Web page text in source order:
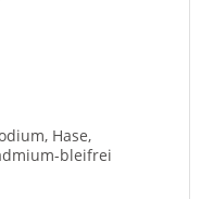
Hase,
bleifrei